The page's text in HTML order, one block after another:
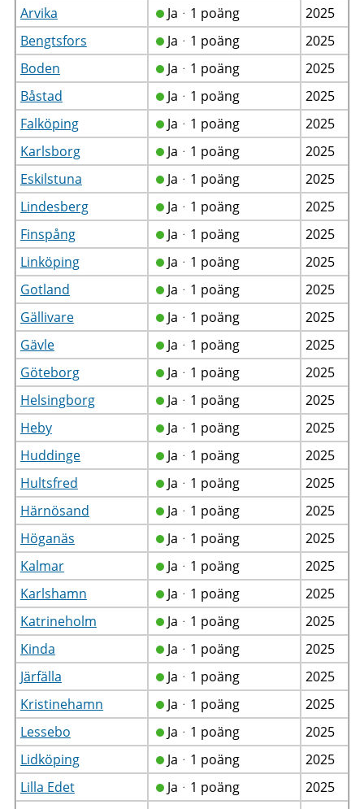
Arvika
Jaᆞ1 poäng
2025
Bengtsfors
Jaᆞ1 poäng
2025
Boden
Jaᆞ1 poäng
2025
Båstad
Jaᆞ1 poäng
2025
Falköping
Jaᆞ1 poäng
2025
Karlsborg
Jaᆞ1 poäng
2025
Eskilstuna
Jaᆞ1 poäng
2025
Lindesberg
Jaᆞ1 poäng
2025
Finspång
Jaᆞ1 poäng
2025
Linköping
Jaᆞ1 poäng
2025
Gotland
Jaᆞ1 poäng
2025
Gällivare
Jaᆞ1 poäng
2025
Gävle
Jaᆞ1 poäng
2025
Göteborg
Jaᆞ1 poäng
2025
Helsingborg
Jaᆞ1 poäng
2025
Heby
Jaᆞ1 poäng
2025
Huddinge
Jaᆞ1 poäng
2025
Hultsfred
Jaᆞ1 poäng
2025
Härnösand
Jaᆞ1 poäng
2025
Höganäs
Jaᆞ1 poäng
2025
Kalmar
Jaᆞ1 poäng
2025
Karlshamn
Jaᆞ1 poäng
2025
Katrineholm
Jaᆞ1 poäng
2025
Kinda
Jaᆞ1 poäng
2025
Järfälla
Jaᆞ1 poäng
2025
Kristinehamn
Jaᆞ1 poäng
2025
Lessebo
Jaᆞ1 poäng
2025
Lidköping
Jaᆞ1 poäng
2025
Lilla Edet
Jaᆞ1 poäng
2025